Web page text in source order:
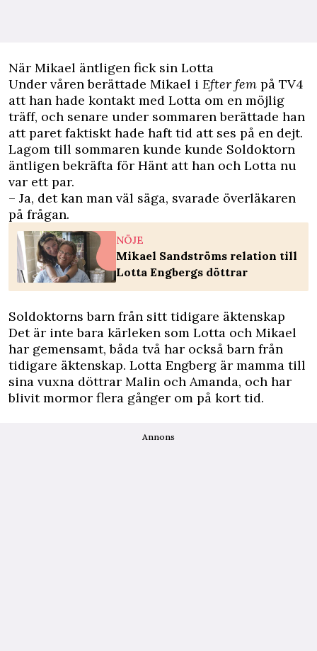
När Mikael äntligen fick sin Lotta
Under våren berättade Mikael i Efter fem på TV4
att han hade kontakt med Lotta om en möjlig
träff, och senare under sommaren berättade han
att paret faktiskt hade haft tid att ses på en dejt.
Lagom till sommaren kunde kunde Soldoktorn
äntligen bekräfta för Häntatt han och Lotta nu
var ett par.
– Ja, det kan man väl säga, svarade överläkaren
på frågan.
NÖJE
Mikael Sandströms relation till
Lotta Engbergs döttrar
Soldoktorns barn från sitt tidigare äktenskap
Det är inte bara kärleken som Lotta och Mikael
har gemensamt, båda två har också barn från
tidigare äktenskap. Lotta Engberg är mamma till
sina vuxna döttrar Malin och Amanda, och har
blivit mormor flera gånger om på kort tid.
Annons